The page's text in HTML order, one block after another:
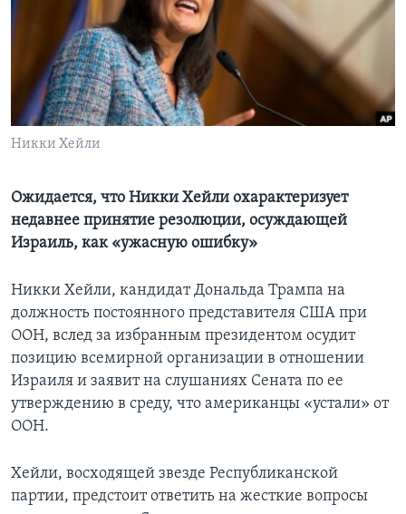
Learning English
СОЦИАЛЬНЫЕ СЕТИ
Никки Хейли
Ожидается, что Никки Хейли охарактеризует
недавнее принятие резолюции, осуждающей
Израиль, как «ужасную ошибку»
Никки Хейли, кандидат Дональда Трампа на
должность постоянного представителя США при
ООН, вслед за избранным президентом осудит
позицию всемирной организации в отношении
Израиля и заявит на слушаниях Сената по ее
утверждению в среду, что американцы «устали» от
ООН.
Хейли, восходящей звезде Республиканской
партии, предстоит ответить на жесткие вопросы